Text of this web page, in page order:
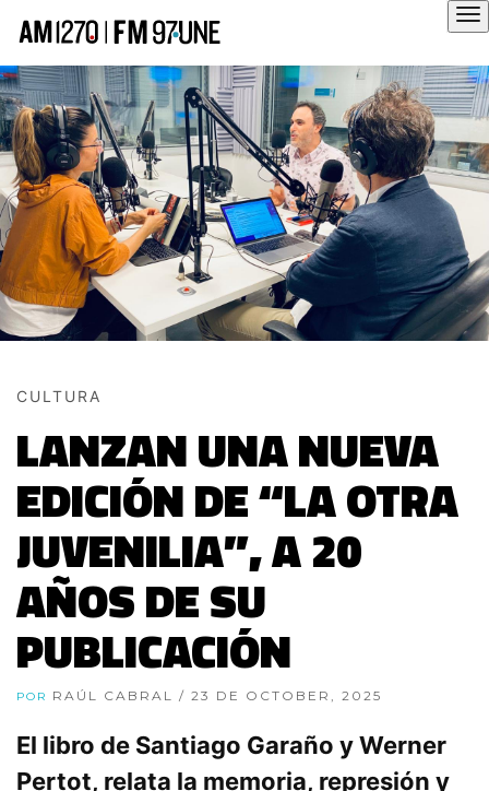
CULTURA
LANZAN UNA NUEVA
EDICIÓN DE “LA OTRA
JUVENILIA”, A 20
AÑOS DE SU
PUBLICACIÓN
POR RAÚL CABRAL / 23 DE OCTOBER, 2025
El libro de Santiago Garaño y Werner
Pertot, relata la memoria, represión y